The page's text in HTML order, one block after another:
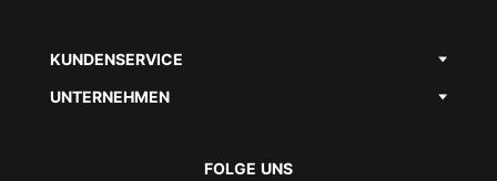
KUNDENSERVICE
UNTERNEHMEN
FOLGE UNS